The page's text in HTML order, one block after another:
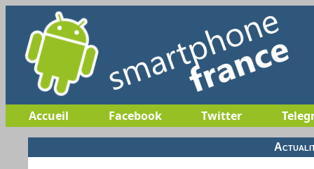
Accueil Facebook Twitter